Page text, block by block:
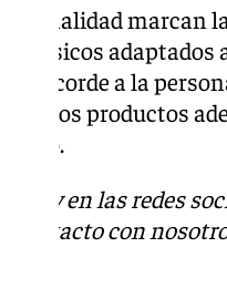
marcan
clásicos
acorde a la
con los productos
en las redes
contacto con